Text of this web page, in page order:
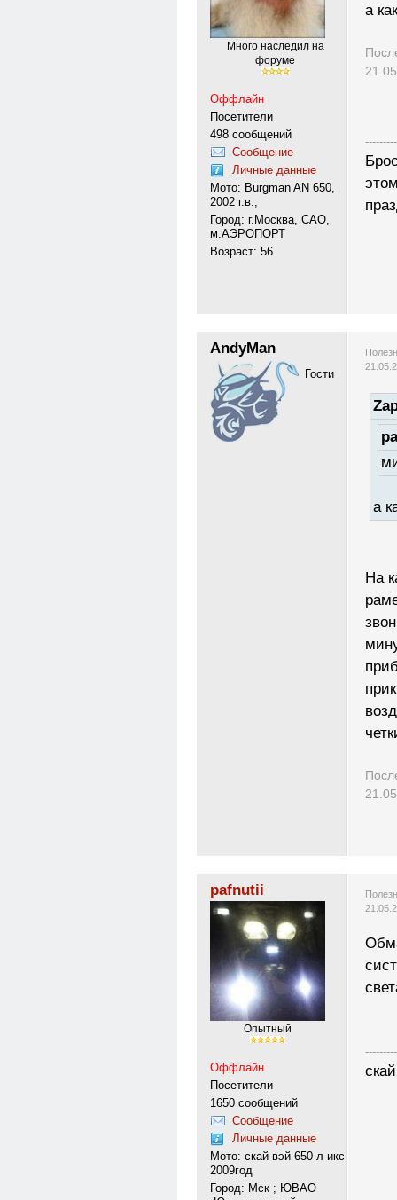
Много наследил на
форуме
Оффлайн
Посетители
498 сообщений
Сообщение
Личные данные
Мото: Burgman AN 650,
2002 г.в.,
Город: г.Москва, САО,
м.АЭРОПОРТ
Возраст: 56
а
AndyMan
Гости
а
На
pafnutii
Опытный
Оффлайн
Посетители
1650 сообщений
Сообщение
Личные данные
Мото: скай вэй 650 л икс
2009год
Город: Мск ; ЮВАО